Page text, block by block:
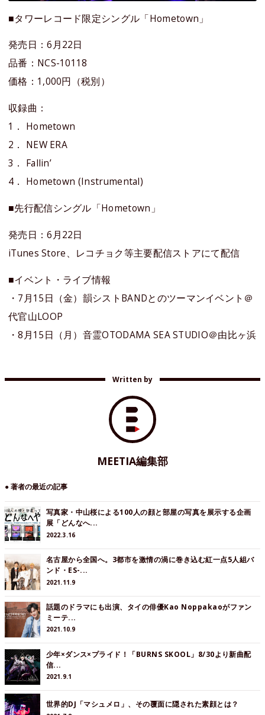
■タワーレコード限定シングル「Hometown」
発売日：6月22日
品番：NCS-10118
価格：1,000円（税別）
収録曲：
1． Hometown
2． NEW ERA
3． Fallin’
4． Hometown (Instrumental)
■先行配信シングル「Hometown」
発売日：6月22日
iTunes Store、レコチョク等主要配信ストアにて配信
■イベント・ライブ情報
・7月15日（金）韻シストBANDとのツーマンイベント＠
代官山LOOP
・8月15日（月）音霊OTODAMA SEA STUDIO＠由比ヶ浜
Written by
MEETIA編集部
● 著者の最近の記事
写真家・中山桜による100人の顔と部屋の写真を展示する企画
展「どんなへ...
2022.3.16
名古屋から全国へ。3都市を激情の渦に巻き込む紅一点5人組バ
ンド・ES-...
2021.11.9
話題のドラマにも出演、タイの俳優Kao Noppakaoがファン
ミーテ...
2021.10.9
少年×ダンス×プライド！「BURNS SKOOL」8/30より新曲配
信...
2021.9.1
世界的DJ「マシュメロ」、その覆面に隠された素顔とは？